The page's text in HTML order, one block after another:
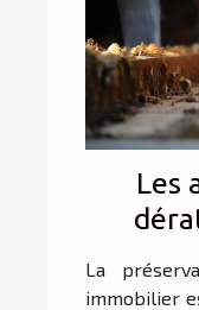
Les
La
immobilier